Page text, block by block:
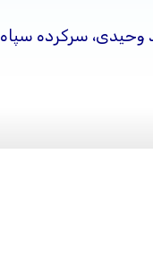
وحیدی، سرکرده سپاه